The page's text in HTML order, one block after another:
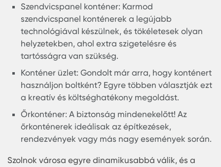
konténerek ideálisak olyan helyzetekben,
gyorsan kell reagálni és mozgatni a
Építési konténer: Szolnokon számos építkezés
fejlesztés zajlik. Az építési konténerek
az eszközök, gépek és anyagok biztonságos
száraz tárolásához.
Szendvicspanel konténer: Karmod
szendvicspanel konténerek a legújabb
technológiával készülnek, és tökéletesek
helyzetekben, ahol extra szigetelésre és
tartósságra van szükség.